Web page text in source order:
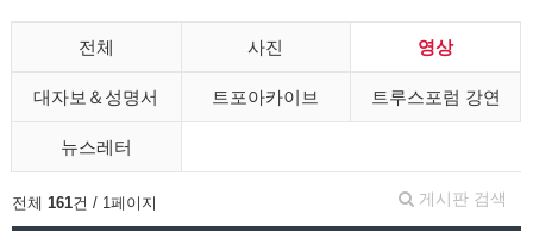
전체 사진 영상
대자보＆성명서 트포아카이브 트루스포럼 강연
뉴스레터
게시판 검색
전체 161건 / 1페이지